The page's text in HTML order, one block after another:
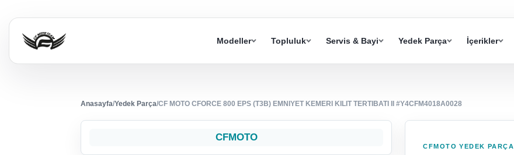
Modeller Topluluk Servis & Bayi Yedek Parça İçerikler
Anasayfa/Yedek Parça/CF MOTO CFORCE 800 EPS (T3B) EMNIYET KEMERI KILIT TERTIBATI II #Y4CFM4018A0028
CFMOTO
CFMOTO YEDEK PARÇA